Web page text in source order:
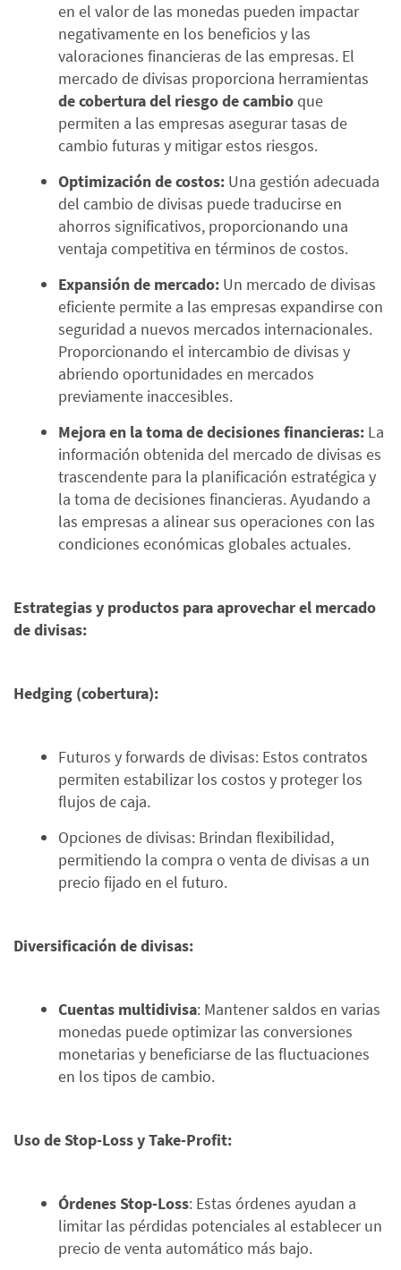
en el valor de las monedas pueden impactar
negativamente en los beneficios y las
valoraciones financieras de las empresas. El
mercado de divisas proporciona herramientas
de cobertura del riesgo de cambioque
permiten a las empresas asegurar tasas de
cambio futuras y mitigar estos riesgos.
Optimización de costos: Una gestión adecuada
del cambio de divisas puede traducirse en
ahorros significativos, proporcionando una
ventaja competitiva en términos de costos.
Expansión de mercado: Un mercado de divisas
eficiente permite a las empresas expandirse con
seguridad a nuevos mercados internacionales.
Proporcionando el intercambio de divisas y
abriendo oportunidades en mercados
previamente inaccesibles.
Mejora en la toma de decisiones financieras: La
información obtenida del mercado de divisas es
trascendente para la planificación estratégica y
la toma de decisiones financieras. Ayudando a
las empresas a alinear sus operaciones con las
condiciones económicas globales actuales.
Estrategias y productos para aprovechar el mercado
de divisas:
Hedging (cobertura):
Futuros y forwards de divisas: Estos contratos
permiten estabilizar los costos y proteger los
flujos de caja.
Opciones de divisas: Brindan flexibilidad,
permitiendo la compra o venta de divisas a un
precio fijado en el futuro.
Diversificación de divisas:
Cuentas multidivisa: Mantener saldos en varias
monedas puede optimizar las conversiones
monetarias y beneficiarse de las fluctuaciones
en los tipos de cambio.
Uso de Stop-Loss y Take-Profit:
Órdenes Stop-Loss: Estas órdenes ayudan a
limitar las pérdidas potenciales al establecer un
precio de venta automático más bajo.